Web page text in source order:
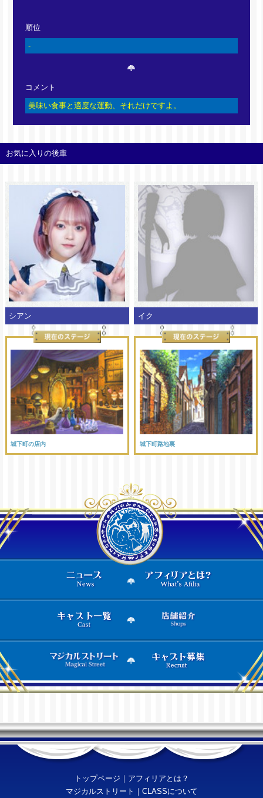
順位
-
コメント
美味い食事と適度な運動、それだけですよ。
お気に入りの後輩
シアン
城下町の店内
イク
城下町路地裏
トップページ ｜ アフィリアとは？
マジカルストリート ｜ CLASSについて